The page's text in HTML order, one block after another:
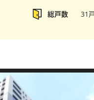
総戸数 31